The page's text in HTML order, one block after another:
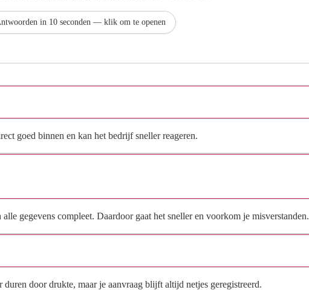
in 10 seconden — klik om te openen
goed binnen en kan het bedrijf sneller reageren.
gegevens compleet. Daardoor gaat het sneller en voorkom je misverstanden.
door drukte, maar je aanvraag blijft altijd netjes geregistreerd.